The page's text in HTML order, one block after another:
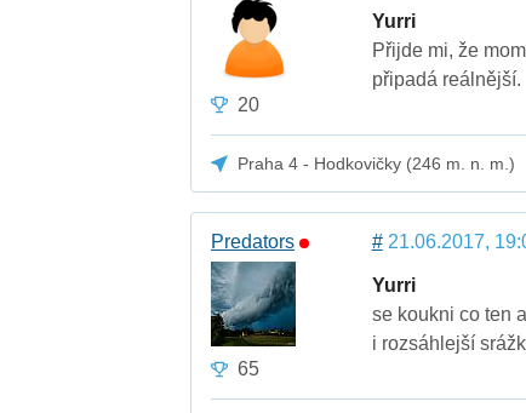
20
Yurri
Přijde mi, že
připadá reálnější.
Praha 4 - Hodkovičky (246 m. n. m.)
Predators
65
#21.06.2017,
Yurri
se koukni co ten
i rozsáhlejší